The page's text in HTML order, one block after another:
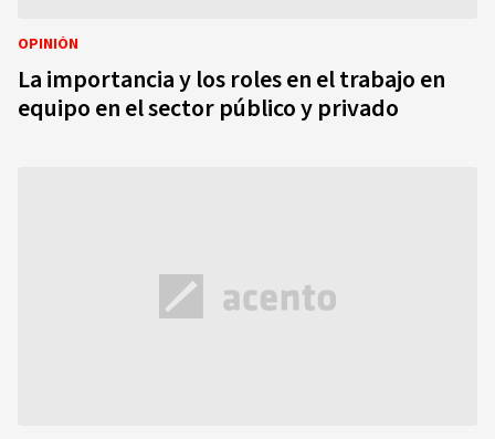
OPINIÓN
La importancia y los roles en el trabajo en
equipo en el sector público y privado